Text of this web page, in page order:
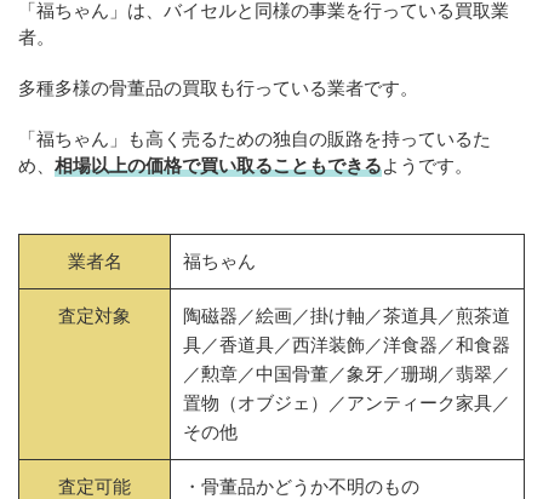
「福ちゃん」は、バイセルと同様の事業を行っている買取業
者。
多種多様の骨董品の買取も行っている業者です。
「福ちゃん」も高く売るための独自の販路を持っているた
め、 相場以上の価格で買い取ることもできるようです。
業者名 福ちゃん
査定対象
陶磁器／絵画／掛け軸／茶道具／煎茶道
具／香道具／西洋装飾／洋食器／和食器
／勲章／中国骨董／象牙／珊瑚／翡翠／
置物（オブジェ）／アンティーク家具／
その他
査定可能
・骨董品かどうか不明のもの